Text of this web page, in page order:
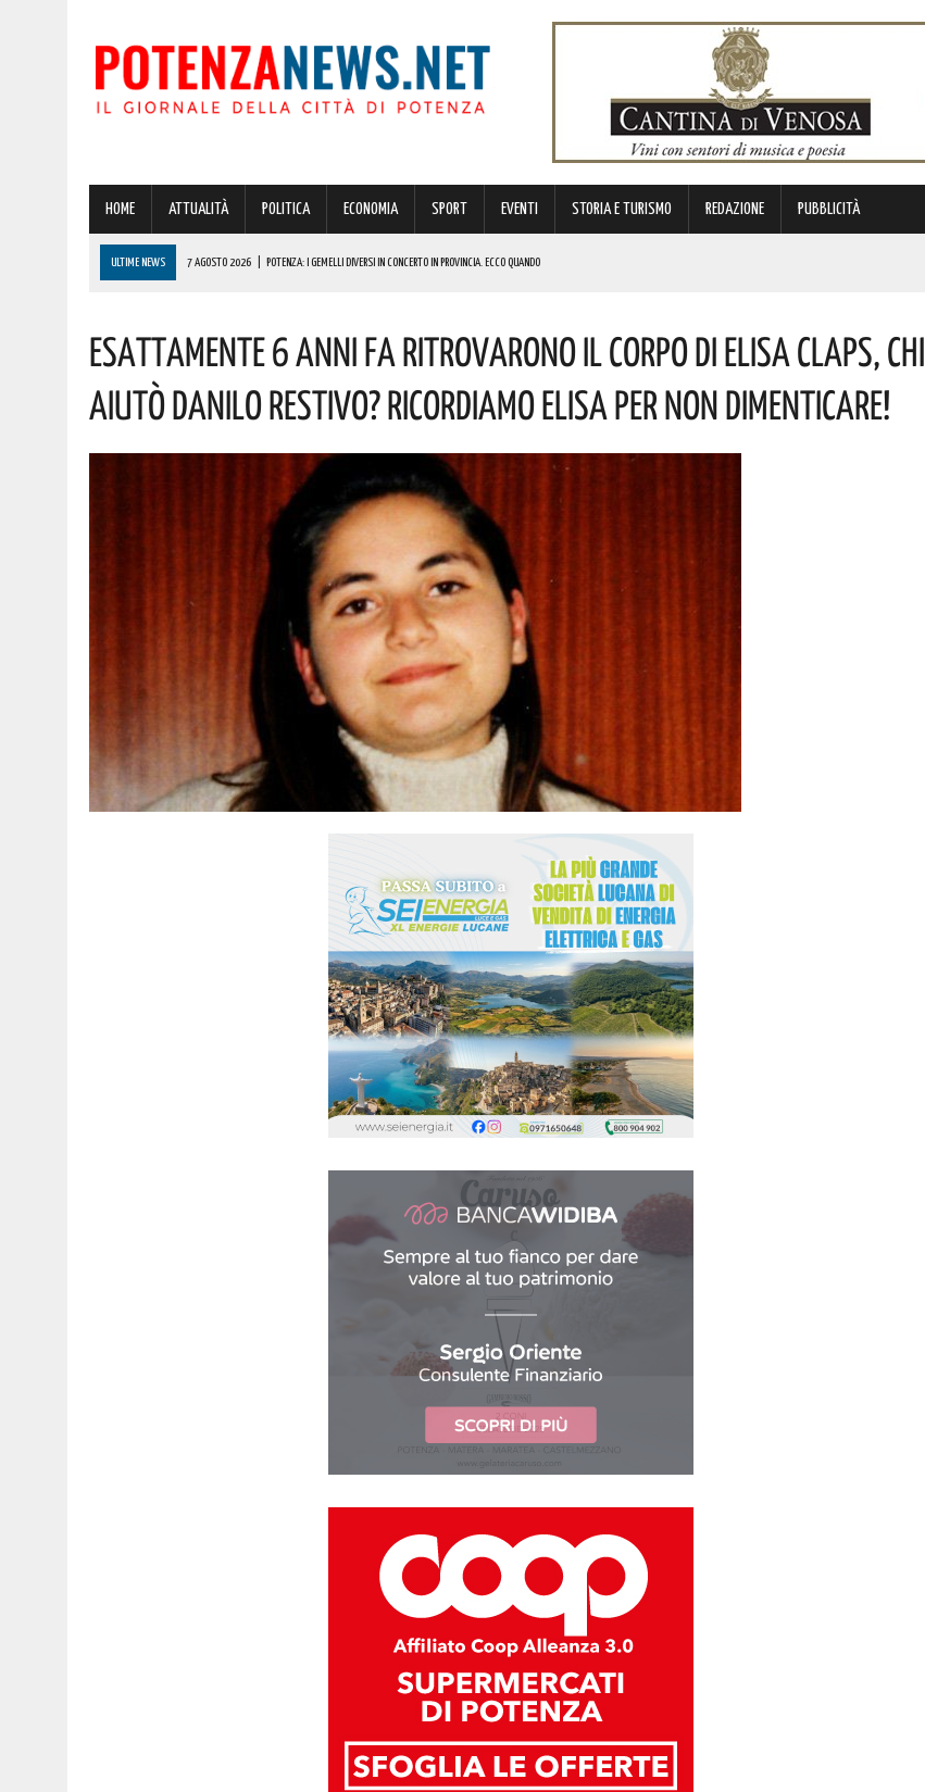
HOME ATTUALITÀ POLITICA ECONOMIA SPORT EVENTI STORIA E TURISMO REDAZIONE PUBBLICITÀ
ULTIME NEWS 7 AGOSTO 2026 POTENZA: I GEMELLI DIVERSI IN CONCERTO IN PROVINCIA. ECCO QUANDO
7 AGOSTO 2026 | POTENZA, INCIDENTE POCO FA! 118 SUL POSTO
7 AGOSTO 2026 | SASSO DI CASTALDA CELEBRA ROCCO PETRONE: GUIDÒ LA PARTENZA DELL’APOLLO 11 VERSO LA LUNA. ECCO L’INIZIATIVA
ESATTAMENTE 6 ANNI FA RITROVARONO IL CORPO DI ELISA CLAPS, CHI
AIUTÒ DANILO RESTIVO? RICORDIAMO ELISA PER NON DIMENTICARE!